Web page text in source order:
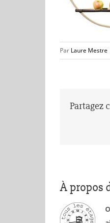
Par Laure Mestre
Partagez
À propos